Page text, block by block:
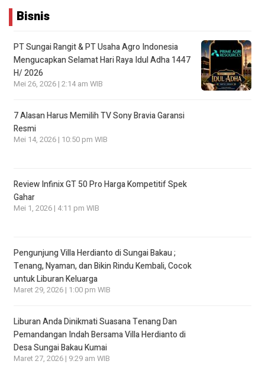
Bisnis
PT Sungai Rangit & PT Usaha Agro Indonesia
Mengucapkan Selamat Hari Raya Idul Adha 1447
H/ 2026
Mei 26, 2026 | 2:14 am WIB
7 Alasan Harus Memilih TV Sony Bravia Garansi
Resmi
Mei 14, 2026 | 10:50 pm WIB
Review Infinix GT 50 Pro Harga Kompetitif Spek
Gahar
Mei 1, 2026 | 4:11 pm WIB
Pengunjung Villa Herdianto di Sungai Bakau ;
Tenang, Nyaman, dan Bikin Rindu Kembali, Cocok
untuk Liburan Keluarga
Maret 29, 2026 | 1:00 pm WIB
Liburan Anda Dinikmati Suasana Tenang Dan
Pemandangan Indah Bersama Villa Herdianto di
Desa Sungai Bakau Kumai
Maret 27, 2026 | 9:29 am WIB